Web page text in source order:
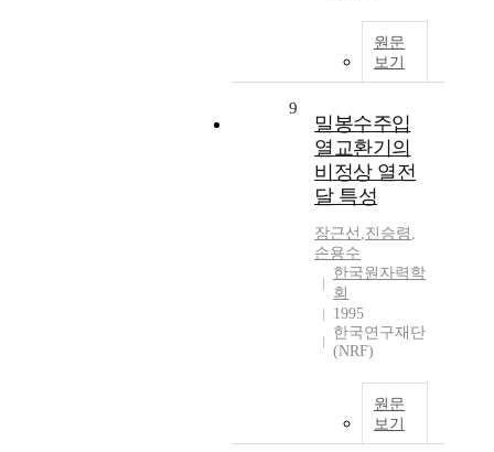
원문
보기
9
밀봉수주입
열교환기의
비정상 열전
달 특성
장근선 ,진승령 ,
손용수
한국원자력학
회
1995
한국연구재단
(NRF)
원문
보기